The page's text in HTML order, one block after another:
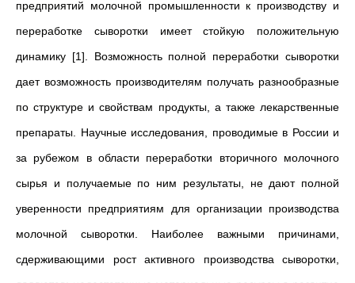
предприятий молочной промышленности к производству и
переработке сыворотки имеет стойкую положительную
динамику [1]. Возможность полной переработки сыворотки
дает возможность производителям получать разнообразные
по структуре и свойствам продукты, а также лекарственные
препараты. Научные исследования, проводимые в России и
за рубежом в области переработки вторичного молочного
сырья и получаемые по ним результаты, не дают полной
уверенности предприятиям для организации производства
молочной сыворотки. Наиболее важными причинами,
сдерживающими рост активного производства сыворотки,